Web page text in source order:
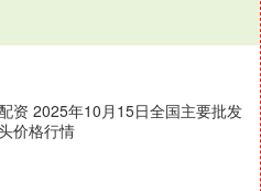
资 2025年10月15日全国主要批发
价格行情